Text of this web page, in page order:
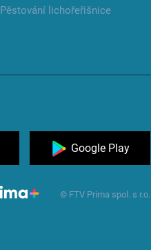
Pěstování lichořeřišnice
Google Play
© FTV Prima spol. s r.o.